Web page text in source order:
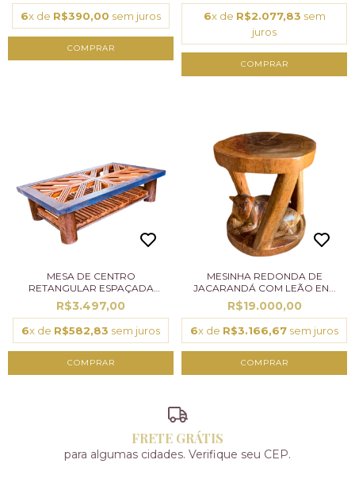
6x de R$390,00 sem juros 6x de R$2.077,83 sem
juros
MESA DE CENTRO
RETANGULAR ESPAÇADA
RIPAD...
R$3.497,00
6x de R$582,83 sem juros
MESINHA REDONDA DE
JACARANDÁ COM LEÃO EN...
R$19.000,00
6x de R$3.166,67 sem juros
FRETE GRÁTIS
para algumas cidades. Verifique seu CEP.